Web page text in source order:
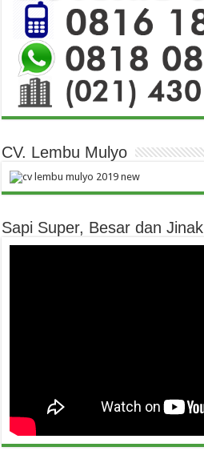
CV. Lembu Mulyo
Sapi Super, Besar dan Jinak